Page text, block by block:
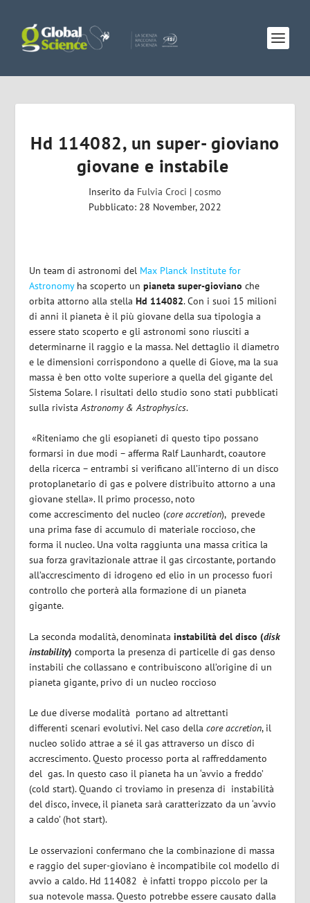
Hd 114082, un super- gioviano
giovane e instabile
Inserito da Fulvia Croci | cosmo
Pubblicato: 28 November, 2022
Un team di astronomi del Max Planck Institute for
Astronomyha scoperto unpianeta super-gioviano che
orbita attorno alla stellaHd 114082. Con i suoi 15 milioni
di anni il pianeta è il più giovane della sua tipologia a
essere stato scoperto e gli astronomi sono riusciti a
determinarne il raggio e la massa. Nel dettaglio il diametro
e le dimensioni corrispondono a quelle di Giove, ma la sua
massa è ben otto volte superiore a quella del gigante del
Sistema Solare. I risultati dello studio sono stati pubblicati
sulla rivistaAstronomy & Astrophysics.
«Riteniamo che gli esopianeti di questo tipo possano
formarsi in due modi – afferma Ralf Launhardt, coautore
della ricerca – entrambi si verificano all’interno di un disco
protoplanetario di gas e polvere distribuito attorno a una
giovane stella». Il primo processo, noto
come accrescimento del nucleo (core accretion), prevede
una prima fase di accumulo di materiale roccioso, che
forma il nucleo. Una volta raggiunta una massa critica la
sua forza gravitazionale attrae il gas circostante, portando
all’accrescimento di idrogeno ed elio in un processo fuori
controllo che porterà alla formazione di un pianeta
gigante.
La seconda modalità, denominatainstabilità del disco (disk
instability) comporta la presenza di particelle di gas denso
instabili che collassano e contribuiscono all’origine di un
pianeta gigante, privo di un nucleo roccioso
Le due diverse modalità portano ad altrettanti
differenti scenari evolutivi. Nel caso dellacore accretion, il
nucleo solido attrae a sé il gas attraverso un disco di
accrescimento. Questo processo porta al raffreddamento
del gas. In questo caso il pianeta ha un ‘avvio a freddo’
(cold start). Quando ci troviamo in presenza di instabilità
del disco, invece, il pianeta sarà caratterizzato da un ‘avvio
a caldo’ (hot start).
Le osservazioni confermano che la combinazione di massa
e raggio del super-gioviano è incompatibile col modello di
avvio a caldo. Hd 114082 è infatti troppo piccolo per la
sua notevole massa. Questo potrebbe essere causato dalla